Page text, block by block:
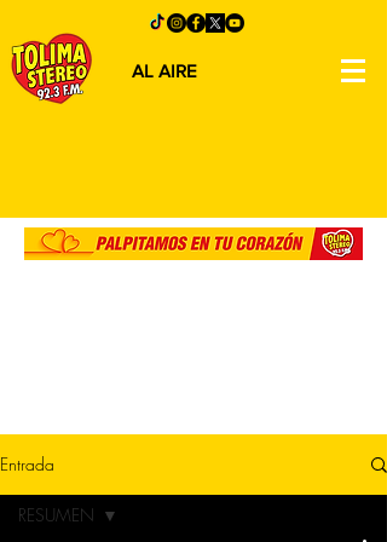
AL AIRE
Entrada
RESUMEN